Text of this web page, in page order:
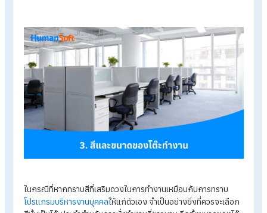
เนื่องด้วยความเชื่อทางศาสตร์ที่ดึงเอาพลังธรรมชาติมาส่งเสริมอ
ฮวงจุ้ยโต๊ะทำงานจะถือว่าเสาหรือคานที่รับน้ำหนักชั้นบนเอาไว้เปรี
ลักษณะนี้จะพบเจอกับความยากลำบากและแบกรับภาระหน้าที่ในก
ทำงานที่หนักหนากว่าคนปกติทั่วไป เป็นอันให้เกิดความเครียดและ